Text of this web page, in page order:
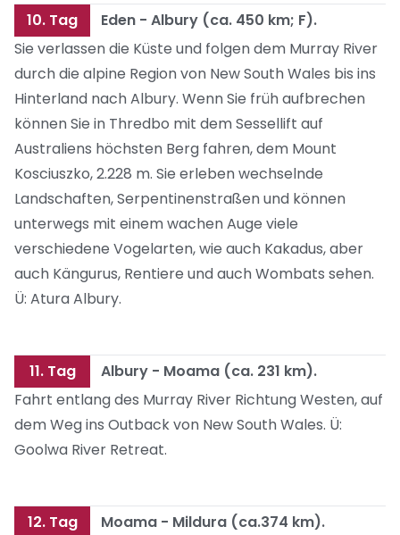
10. Tag
Eden - Albury (ca. 450 km; F).
Sie verlassen die Küste und folgen dem Murray River
durch die alpine Region von New South Wales bis ins
Hinterland nach Albury. Wenn Sie früh aufbrechen
können Sie in Thredbo mit dem Sessellift auf
Australiens höchsten Berg fahren, dem Mount
Kosciuszko, 2.228 m. Sie erleben wechselnde
Landschaften, Serpentinenstraßen und können
unterwegs mit einem wachen Auge viele
verschiedene Vogelarten, wie auch Kakadus, aber
auch Kängurus, Rentiere und auch Wombats sehen.
Ü: Atura Albury.
11. Tag
Albury - Moama (ca. 231 km).
Fahrt entlang des Murray River Richtung Westen, auf
dem Weg ins Outback von New South Wales. Ü:
Goolwa River Retreat.
12. Tag
Moama - Mildura (ca.374 km).